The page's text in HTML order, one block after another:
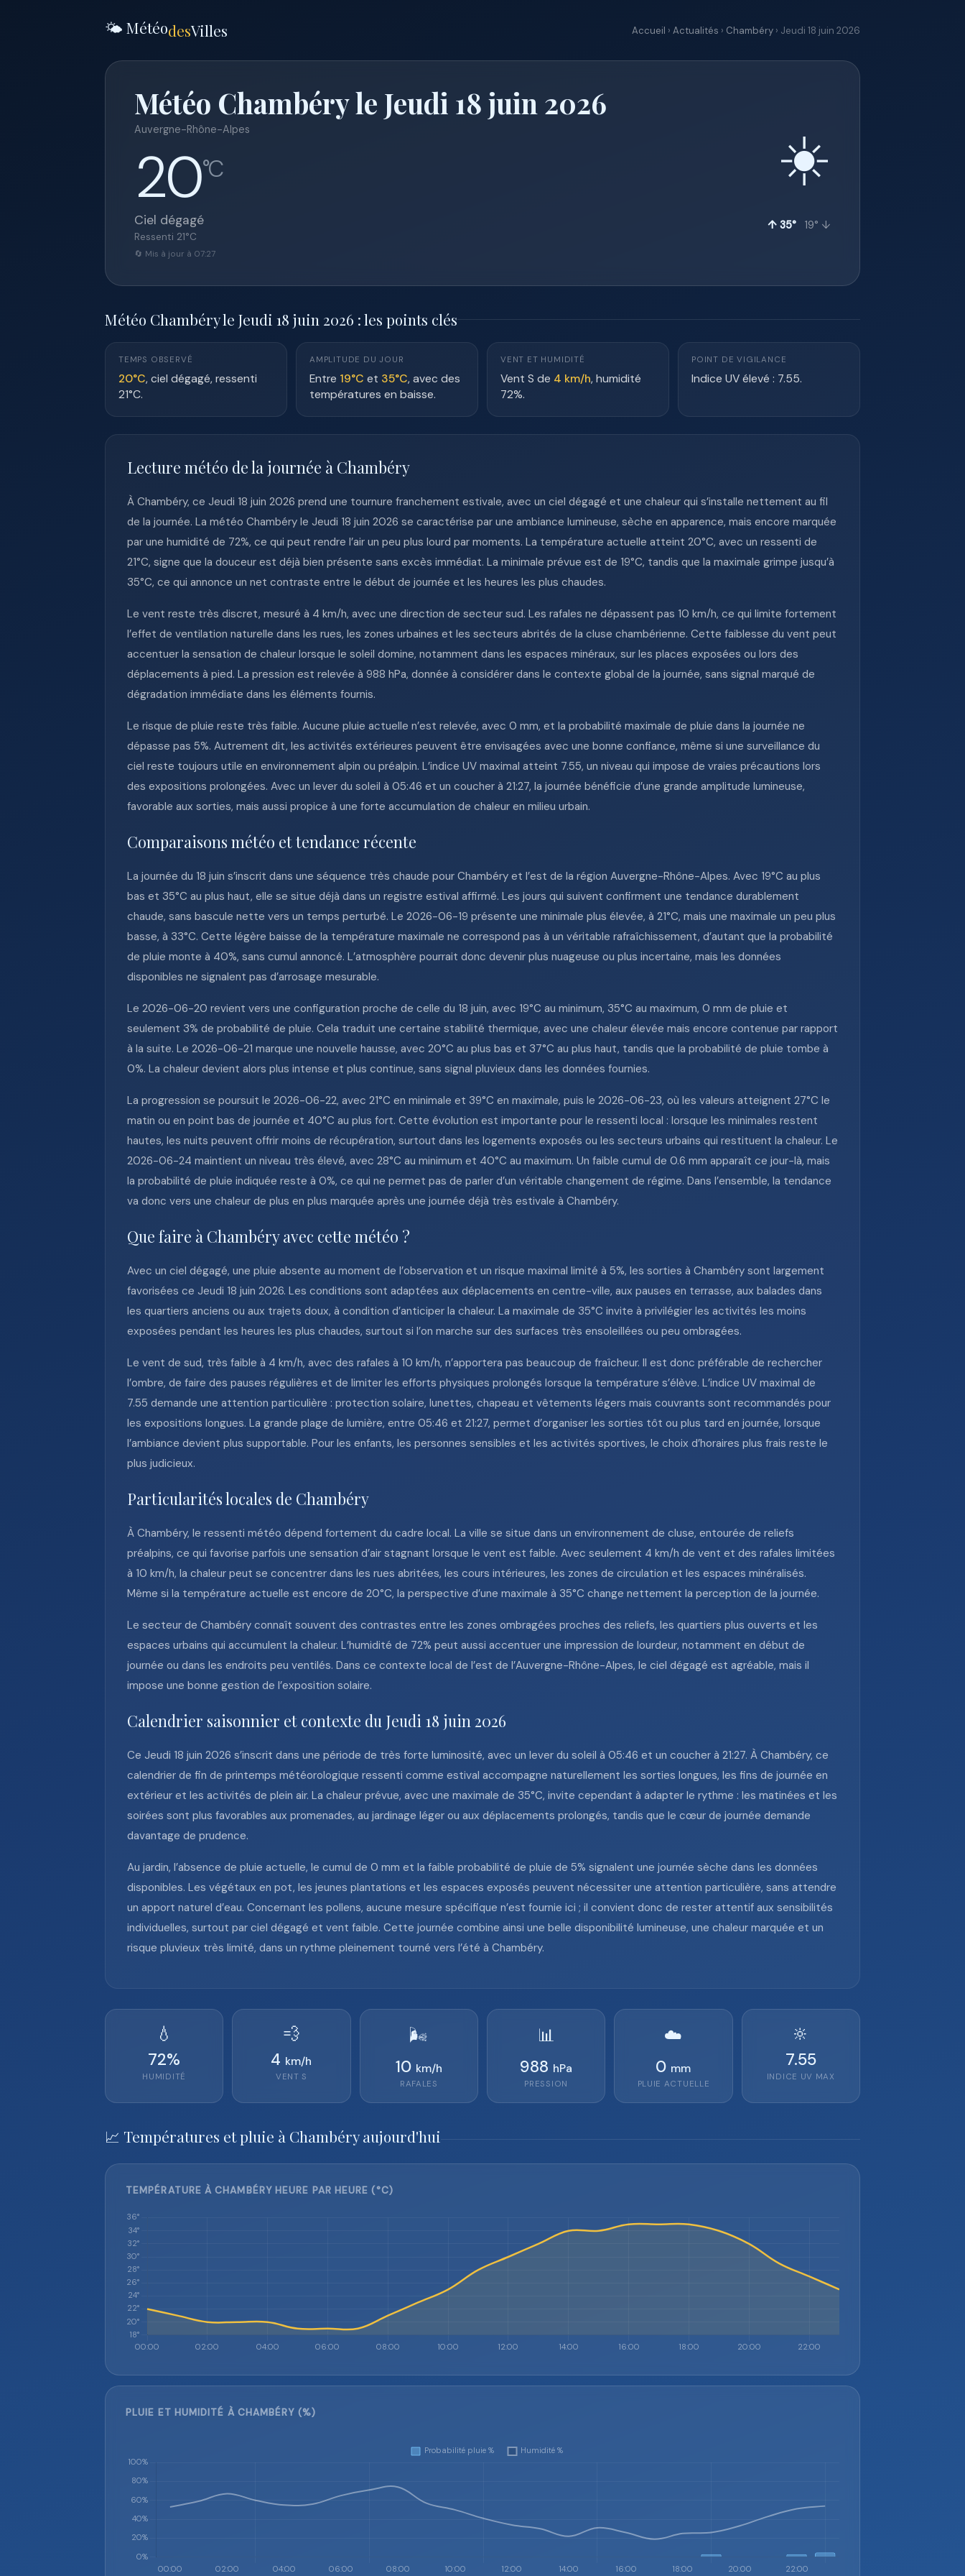
🌤️ MétéodesVilles Accueil › Actualités › Chambéry › Jeudi 18 juin 2026
Météo Chambéry le Jeudi 18 juin 2026
Auvergne-Rhône-Alpes
20°C
Ciel dégagé
Ressenti 21°C
🔄 Mis à jour à 07:27
☀️
↑ 35° 19° ↓
Météo Chambéry le Jeudi 18 juin 2026 : les points clés
TEMPS OBSERVÉ
20°C, ciel dégagé, ressenti
21°C.
AMPLITUDE DU JOUR
Entre 19°C et 35°C, avec des
températures en baisse.
VENT ET HUMIDITÉ
Vent S de 4 km/h, humidité
72%.
POINT DE VIGILANCE
Indice UV élevé : 7.55.
Lecture météo de la journée à Chambéry
À Chambéry, ce Jeudi 18 juin 2026 prend une tournure franchement estivale, avec un ciel dégagé et une chaleur qui s’installe nettement au fil
de la journée. La météo Chambéry le Jeudi 18 juin 2026 se caractérise par une ambiance lumineuse, sèche en apparence, mais encore marquée
par une humidité de 72%, ce qui peut rendre l’air un peu plus lourd par moments. La température actuelle atteint 20°C, avec un ressenti de
21°C, signe que la douceur est déjà bien présente sans excès immédiat. La minimale prévue est de 19°C, tandis que la maximale grimpe jusqu’à
35°C, ce qui annonce un net contraste entre le début de journée et les heures les plus chaudes.
Le vent reste très discret, mesuré à 4 km/h, avec une direction de secteur sud. Les rafales ne dépassent pas 10 km/h, ce qui limite fortement
l’effet de ventilation naturelle dans les rues, les zones urbaines et les secteurs abrités de la cluse chambérienne. Cette faiblesse du vent peut
accentuer la sensation de chaleur lorsque le soleil domine, notamment dans les espaces minéraux, sur les places exposées ou lors des
déplacements à pied. La pression est relevée à 988 hPa, donnée à considérer dans le contexte global de la journée, sans signal marqué de
dégradation immédiate dans les éléments fournis.
Le risque de pluie reste très faible. Aucune pluie actuelle n’est relevée, avec 0 mm, et la probabilité maximale de pluie dans la journée ne
dépasse pas 5%. Autrement dit, les activités extérieures peuvent être envisagées avec une bonne confiance, même si une surveillance du
ciel reste toujours utile en environnement alpin ou préalpin. L’indice UV maximal atteint 7.55, un niveau qui impose de vraies précautions lors
des expositions prolongées. Avec un lever du soleil à 05:46 et un coucher à 21:27, la journée bénéficie d’une grande amplitude lumineuse,
favorable aux sorties, mais aussi propice à une forte accumulation de chaleur en milieu urbain.
Comparaisons météo et tendance récente
La journée du 18 juin s’inscrit dans une séquence très chaude pour Chambéry et l’est de la région Auvergne-Rhône-Alpes. Avec 19°C au plus
bas et 35°C au plus haut, elle se situe déjà dans un registre estival affirmé. Les jours qui suivent confirment une tendance durablement
chaude, sans bascule nette vers un temps perturbé. Le 2026-06-19 présente une minimale plus élevée, à 21°C, mais une maximale un peu plus
basse, à 33°C. Cette légère baisse de la température maximale ne correspond pas à un véritable rafraîchissement, d’autant que la probabilité
de pluie monte à 40%, sans cumul annoncé. L’atmosphère pourrait donc devenir plus nuageuse ou plus incertaine, mais les données
disponibles ne signalent pas d’arrosage mesurable.
Le 2026-06-20 revient vers une configuration proche de celle du 18 juin, avec 19°C au minimum, 35°C au maximum, 0 mm de pluie et
seulement 3% de probabilité de pluie. Cela traduit une certaine stabilité thermique, avec une chaleur élevée mais encore contenue par rapport
à la suite. Le 2026-06-21 marque une nouvelle hausse, avec 20°C au plus bas et 37°C au plus haut, tandis que la probabilité de pluie tombe à
0%. La chaleur devient alors plus intense et plus continue, sans signal pluvieux dans les données fournies.
La progression se poursuit le 2026-06-22, avec 21°C en minimale et 39°C en maximale, puis le 2026-06-23, où les valeurs atteignent 27°C le
matin ou en point bas de journée et 40°C au plus fort. Cette évolution est importante pour le ressenti local : lorsque les minimales restent
hautes, les nuits peuvent offrir moins de récupération, surtout dans les logements exposés ou les secteurs urbains qui restituent la chaleur. Le
2026-06-24 maintient un niveau très élevé, avec 28°C au minimum et 40°C au maximum. Un faible cumul de 0.6 mm apparaît ce jour-là, mais
la probabilité de pluie indiquée reste à 0%, ce qui ne permet pas de parler d’un véritable changement de régime. Dans l’ensemble, la tendance
va donc vers une chaleur de plus en plus marquée après une journée déjà très estivale à Chambéry.
Que faire à Chambéry avec cette météo ?
Avec un ciel dégagé, une pluie absente au moment de l’observation et un risque maximal limité à 5%, les sorties à Chambéry sont largement
favorisées ce Jeudi 18 juin 2026. Les conditions sont adaptées aux déplacements en centre-ville, aux pauses en terrasse, aux balades dans
les quartiers anciens ou aux trajets doux, à condition d’anticiper la chaleur. La maximale de 35°C invite à privilégier les activités les moins
exposées pendant les heures les plus chaudes, surtout si l’on marche sur des surfaces très ensoleillées ou peu ombragées.
Le vent de sud, très faible à 4 km/h, avec des rafales à 10 km/h, n’apportera pas beaucoup de fraîcheur. Il est donc préférable de rechercher
l’ombre, de faire des pauses régulières et de limiter les efforts physiques prolongés lorsque la température s’élève. L’indice UV maximal de
7.55 demande une attention particulière : protection solaire, lunettes, chapeau et vêtements légers mais couvrants sont recommandés pour
les expositions longues. La grande plage de lumière, entre 05:46 et 21:27, permet d’organiser les sorties tôt ou plus tard en journée, lorsque
l’ambiance devient plus supportable. Pour les enfants, les personnes sensibles et les activités sportives, le choix d’horaires plus frais reste le
plus judicieux.
Particularités locales de Chambéry
À Chambéry, le ressenti météo dépend fortement du cadre local. La ville se situe dans un environnement de cluse, entourée de reliefs
préalpins, ce qui favorise parfois une sensation d’air stagnant lorsque le vent est faible. Avec seulement 4 km/h de vent et des rafales limitées
à 10 km/h, la chaleur peut se concentrer dans les rues abritées, les cours intérieures, les zones de circulation et les espaces minéralisés.
Même si la température actuelle est encore de 20°C, la perspective d’une maximale à 35°C change nettement la perception de la journée.
Le secteur de Chambéry connaît souvent des contrastes entre les zones ombragées proches des reliefs, les quartiers plus ouverts et les
espaces urbains qui accumulent la chaleur. L’humidité de 72% peut aussi accentuer une impression de lourdeur, notamment en début de
journée ou dans les endroits peu ventilés. Dans ce contexte local de l’est de l’Auvergne-Rhône-Alpes, le ciel dégagé est agréable, mais il
impose une bonne gestion de l’exposition solaire.
Calendrier saisonnier et contexte du Jeudi 18 juin 2026
Ce Jeudi 18 juin 2026 s’inscrit dans une période de très forte luminosité, avec un lever du soleil à 05:46 et un coucher à 21:27. À Chambéry, ce
calendrier de fin de printemps météorologique ressenti comme estival accompagne naturellement les sorties longues, les fins de journée en
extérieur et les activités de plein air. La chaleur prévue, avec une maximale de 35°C, invite cependant à adapter le rythme : les matinées et les
soirées sont plus favorables aux promenades, au jardinage léger ou aux déplacements prolongés, tandis que le cœur de journée demande
davantage de prudence.
Au jardin, l’absence de pluie actuelle, le cumul de 0 mm et la faible probabilité de pluie de 5% signalent une journée sèche dans les données
disponibles. Les végétaux en pot, les jeunes plantations et les espaces exposés peuvent nécessiter une attention particulière, sans attendre
un apport naturel d’eau. Concernant les pollens, aucune mesure spécifique n’est fournie ici ; il convient donc de rester attentif aux sensibilités
individuelles, surtout par ciel dégagé et vent faible. Cette journée combine ainsi une belle disponibilité lumineuse, une chaleur marquée et un
risque pluvieux très limité, dans un rythme pleinement tourné vers l’été à Chambéry.
💧
72%
HUMIDITÉ
💨
4 km/h
VENT S
🌬️
10 km/h
RAFALES
📊
988 hPa
PRESSION
☁️
0 mm
PLUIE ACTUELLE
🔆
7.55
INDICE UV MAX
📈 Températures et pluie à Chambéry aujourd'hui
TEMPÉRATURE À CHAMBÉRY HEURE PAR HEURE (°C)
PLUIE ET HUMIDITÉ À CHAMBÉRY (%)